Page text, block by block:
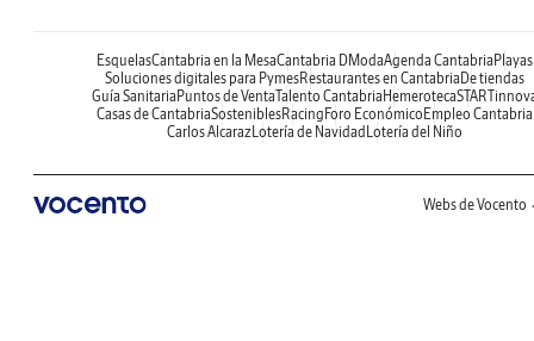
EsquelasCantabria en la MesaCantabria DModaAgenda Cantabria Playas
Soluciones digitales para PymesRestaurantes en Cantabria De tiendas
Guía Sanitaria Puntos de VentaTalento Cantabria Hemeroteca
Casas de CantabriaSosteniblesRacing Foro Económico Empleo Cantabria
Carlos AlcarazLotería de Navidad Lotería del Niño
Webs de Vocento